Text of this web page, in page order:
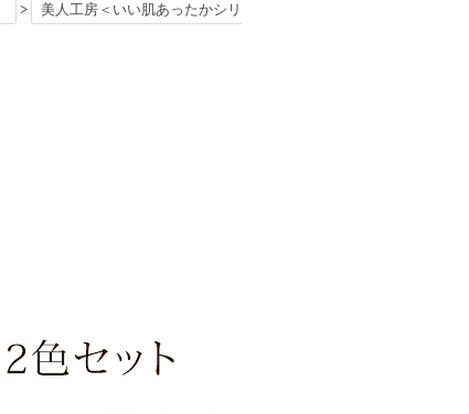
>
美人工房＜いい肌あったかシリ